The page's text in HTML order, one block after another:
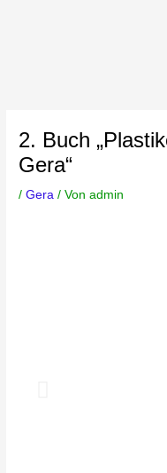
2. Buch
Gera“
/Gera / Vonadmin